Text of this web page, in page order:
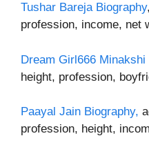
Tushar Bareja Biography
profession, income, net
Dream Girl666 Minakshi
height, profession,
Paayal Jain Biography,
profession, height,